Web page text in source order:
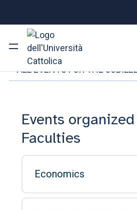
University
Courses of study
Research
Faculty and campus
University Initiative
FACULTY EVENTS
ALL EVENTS FOR THE
Events
Faculties
Economics